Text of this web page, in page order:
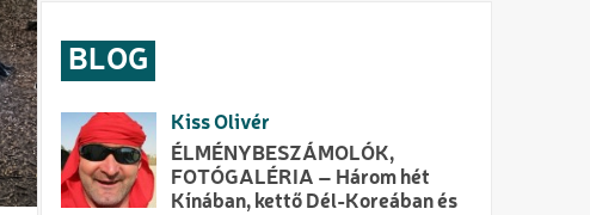
BLOG
Kiss Olivér
ÉLMÉNYBESZÁMOLÓK,
FOTÓGALÉRIA – Három hét
Kínában, kettő Dél-Koreában és